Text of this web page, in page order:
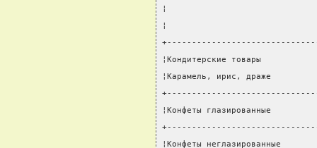
¦
¦
¦Кондитерские товары
¦Карамель, ирис, драже
¦Конфеты глазированные
¦Конфеты